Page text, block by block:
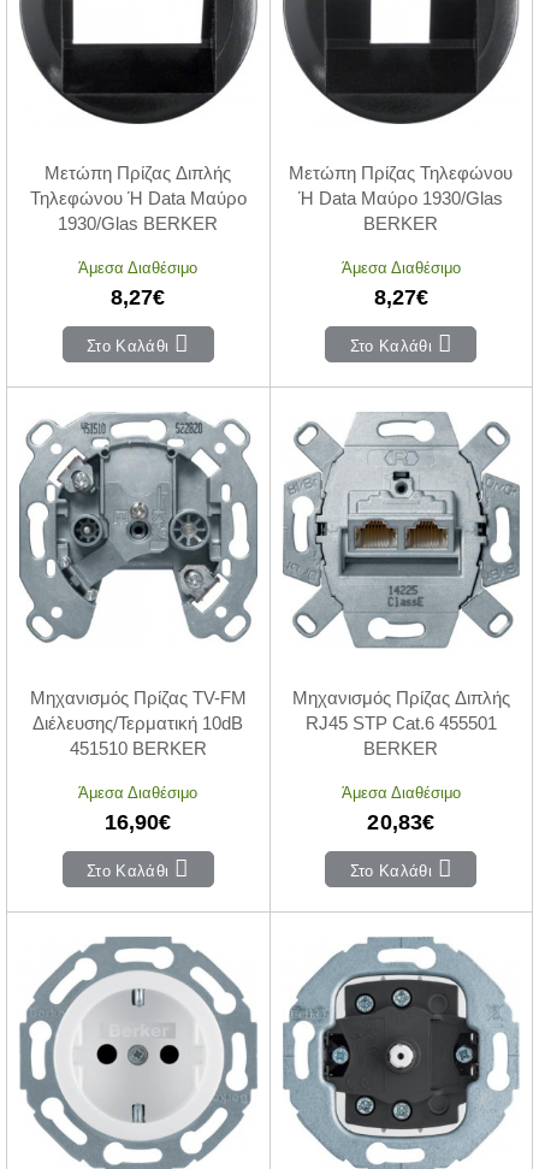
Μετώπη Πρίζας Διπλής
Τηλεφώνου Ή Data Μαύρο
1930/Glas BERKER
Άμεσα Διαθέσιμο
8,27€
Στο Καλάθι
Μετώπη Πρίζας Τηλεφώνου
Ή Data Μαύρο 1930/Glas
BERKER
Άμεσα Διαθέσιμο
8,27€
Στο Καλάθι
Μηχανισμός Πρίζας TV-FM
Διέλευσης/Τερματική 10dB
451510 BERKER
Άμεσα Διαθέσιμο
16,90€
Στο Καλάθι
Μηχανισμός Πρίζας Διπλής
RJ45 STP Cat.6 455501
BERKER
Άμεσα Διαθέσιμο
20,83€
Στο Καλάθι